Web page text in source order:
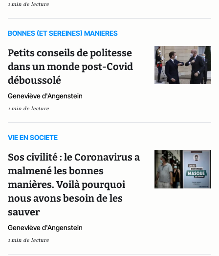
1 min de lecture
BONNES (ET SEREINES) MANIERES
Petits conseils de politesse
dans un monde post-Covid
déboussolé
Geneviève d'Angenstein
1 min de lecture
VIE EN SOCIETE
Sos civilité : le Coronavirus a
malmené les bonnes
manières. Voilà pourquoi
nous avons besoin de les
sauver
Geneviève d'Angenstein
1 min de lecture